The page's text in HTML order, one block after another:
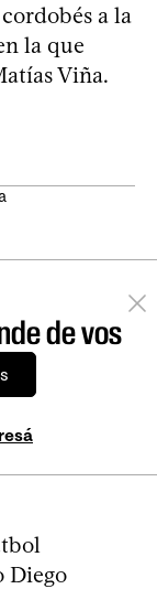
a la
la que
Viña.
de vos
Diego